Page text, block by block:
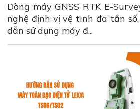
Dòng máy GNSS RTK E-
nghệ định vị vệ tinh đa tần
dẫn sử dụng máy đ...